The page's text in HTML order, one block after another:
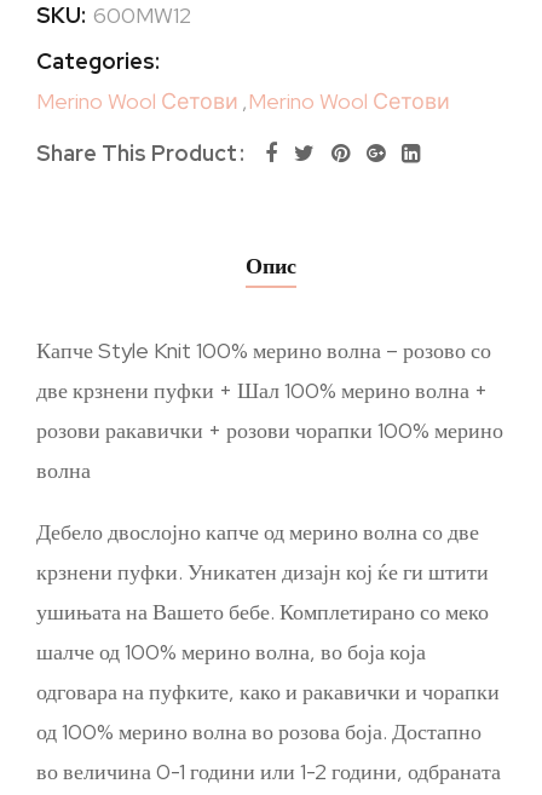
SKU: 600MW12
Categories:
Merino Wool Сетови ,Merino Wool Сетови
Share This Product
Опис
Капче Style Knit 100% мерино волна – розово со
две крзнени пуфки + Шал 100% мерино волна +
розови ракавички + розови чорапки 100% мерино
волна
Дебело двослојно капче од мерино волна со две
крзнени пуфки. Уникатен дизајн кој ќе ги штити
ушињата на Вашето бебе. Комплетирано со меко
шалче од 100% мерино волна, во боја која
одговара на пуфките, како и ракавички и чорапки
од 100% мерино волна во розова боја. Достапно
во величина 0-1 години или 1-2 години, одбраната